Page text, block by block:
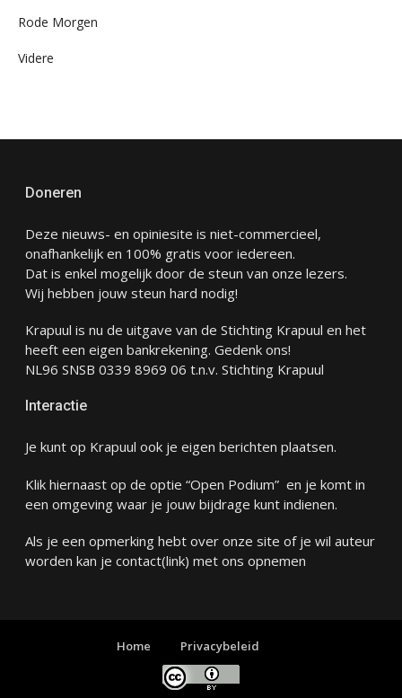
Rode Morgen
Videre
Doneren
Deze nieuws- en opiniesite is niet-commercieel,
onafhankelijk en 100% gratis voor iedereen.
Dat is enkel mogelijk door de steun van onze lezers.
Wij hebben jouw steun hard nodig!
Krapuul is nu de uitgave van de Stichting Krapuul en het
heeft een eigen bankrekening. Gedenk ons!
NL96 SNSB 0339 8969 06 t.n.v. Stichting Krapuul
Interactie
Je kunt op Krapuul ook je eigen berichten plaatsen.
Klik hiernaast op de optie “Open Podium” en je komt in
een omgeving waar je jouw bijdrage kunt indienen.
Als je een opmerking hebt over onze site of je wil auteur
worden kan je contact(link) met ons opnemen
Home Privacybeleid